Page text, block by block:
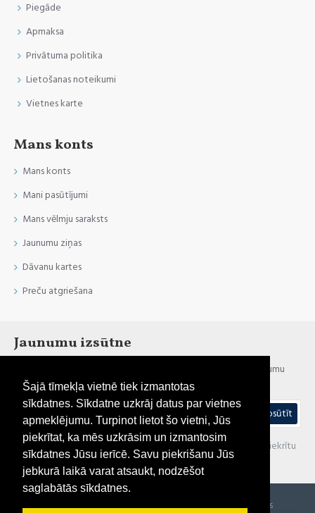
Šajā tīmekļa vietnē tiek izmantotas
sīkdatnes. Sīkdatne uzkrāj datus par vietnes
apmeklējumu. Turpinot lietot šo vietni, Jūs
piekrītat, ka mēs uzkrāsim un izmantosim
sīkdatnes Jūsu ierīcē. Savu piekrišanu Jūs
jebkurā laikā varat atsaukt, nodzēšot
saglabātās sīkdatnes.
Piegāde
Apmaksa
Privātuma politika
Lietošanas noteikumi
Vietnes karte
Mans konts
Mans konts
Mani pasūtījumi
Mans vēlmju saraksts
Jaunumu ziņas
Dāvanu kartes
Preču atgriešana
Jaunumu izsūtne
Esi informēts par jaunumiem un akcijām, reģistrējies mūsu jaunumu
izsūtnei
Nosūtīt
Esmu iepazinies(-usies) ar sadaļu " Privātuma politika
" un piekrītu
visiem minētajiem noteikumiem
Autortiesības © 2021, Pirtim.lv, visas tiesības aizsargātas